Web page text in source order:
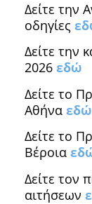
Δείτε την
οδηγίες
Δείτε την
2026 εδώ
Δείτε το
Αθήνα εδώ
Δείτε το
Βέροια
Δείτε τον
αιτήσεων